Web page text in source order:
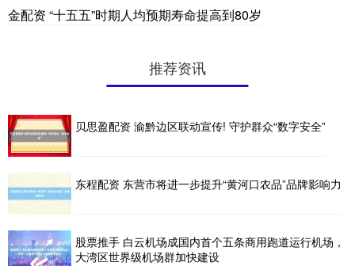
金配资 “十五五”时期人均预期寿命提高到80岁
推荐资讯
贝思盈配资 渝黔边区联动宣传! 守护群众“数字安全”
东程配资 东营市将进一步提升“黄河口农品”品牌影响力
股票推手 白云机场成国内首个五条商用跑道运行机场，
大湾区世界级机场群加快建设